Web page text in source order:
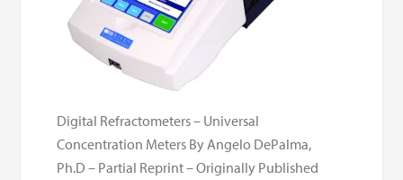
Digital Refractometers – Universal
Concentration Meters By Angelo DePalma,
Ph.D – Partial Reprint – Originally Published